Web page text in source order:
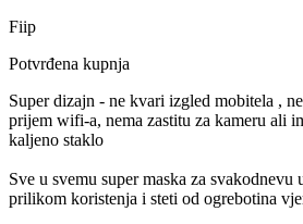
Fiip
Potvrđena kupnja
Super dizajn - ne kvari izgled mobitela ,
prijem wifi-a, nema zastitu za kameru ali
kaljeno staklo
Sve u svemu super maska za svakodnevu
prilikom koristenja i steti od ogrebotina